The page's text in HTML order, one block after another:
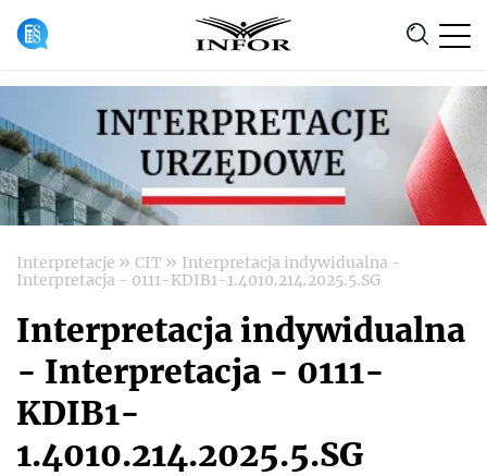
Anuluj
Interpretacje » CIT » Interpretacja indywidualna -
Interpretacja - 0111-KDIB1-1.4010.214.2025.5.SG
Interpretacja indywidualna
- Interpretacja - 0111-
KDIB1-
1.4010.214.2025.5.SG